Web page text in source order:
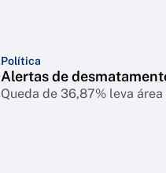
Política
Alertas de
Queda de 36,87% leva